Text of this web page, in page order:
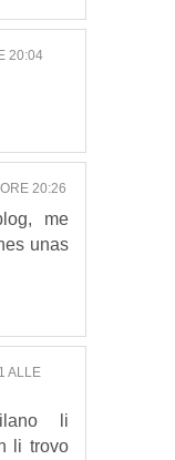
20:04
20:26
me
unas
ALLE
li
li trovo